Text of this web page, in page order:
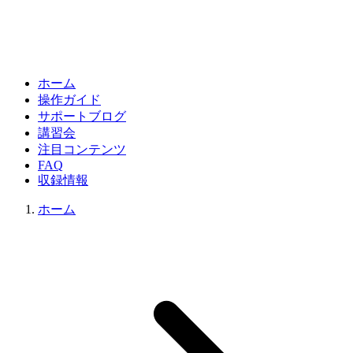
ホーム
操作ガイド
サポートブログ
講習会
注目コンテンツ
FAQ
収録情報
ホーム